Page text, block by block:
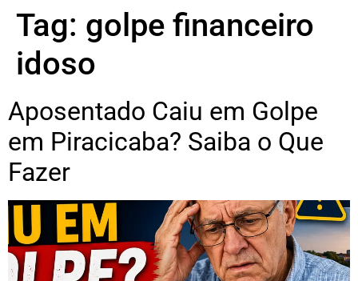
Tag: golpe financeiro
idoso
Aposentado Caiu em Golpe
em Piracicaba? Saiba o Que
Fazer